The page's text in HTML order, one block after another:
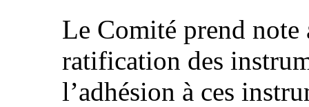
Le Comité prend note
ratification des
l’adhésion à ces